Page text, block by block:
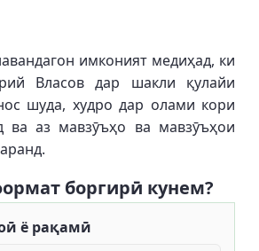
имконият медиҳад, ки
Власов дар шакли қулайи
шуда, худро дар олами кори
ва аз мавзӯъҳо ва мавзӯъҳои
боргирӣ кунем?
ё рақамӣ